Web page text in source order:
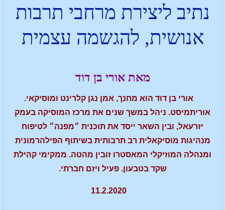
נתיב ליצירת מרחבי תרבות
אנושית, להגשמה עצמית
מאת אורי בן דוד
אורי בן דוד הוא מחנך, אמן נגן קלרינט ומוסיקאי.
אוריתמיסט. ניהל במשך שנים את מרכז המוסיקה בעמק
יזרעאל, ובין השאר ייסד את תוכנית ״מפנה״ לטיפוח
מנהיגות מוסיקאלית רב תרבותית בשיתוף הפילהרמונית
ומנהלה המוזיקלי המאסטרו זובין מהטה. ממקימי קהילת
שקד בטבעון. פעיל ויזם חברתי.
11.2.2020